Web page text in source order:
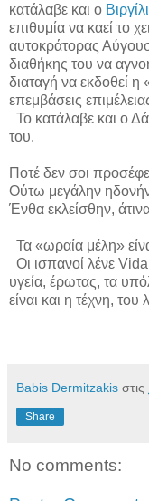
κατάλαβε και ο
επιθυμία να καεί το
αυτοκράτορας
διαθήκης του να
διαταγή να εκδοθεί η
επεμβάσεις
Το κατάλαβε και ο
του.
Ποτέ δεν σοι
Ούτω μεγάλην
Ένθα εκλείσθην,
Τα «ωραία μέλη»
Οι ισπανοί λένε
υγεία, έρωτας, τα
είναι και η τέχνη, του
Babis Dermitzakis στις
Share
No comments: